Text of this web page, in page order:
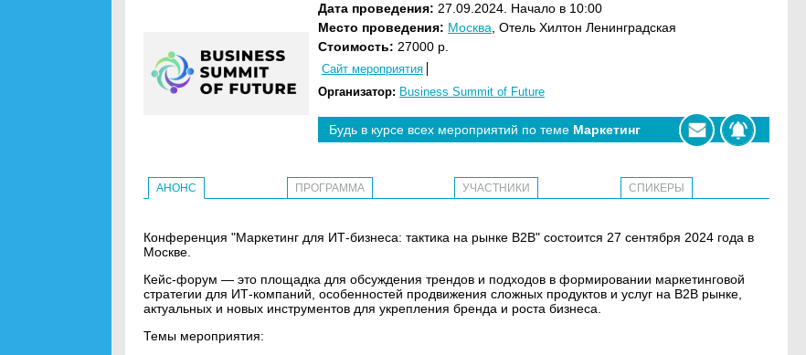
Дата проведения: 27.09.2024. Начало в 10:00
Место проведения: Москва , Отель Хилтон Ленинградская
Стоимость: 27000 р.
Сайт мероприятия
Организатор: Business Summit of Future
Будь в курсе всех мероприятий по теме Маркетинг
АНОНС ПРОГРАММА УЧАСТНИКИ СПИКЕРЫ
Конференция "Маркетинг для ИТ-бизнеса: тактика на рынке B2B" состоится 27 сентября 2024 года в
Москве.
Кейс-форум — это площадка для обсуждения трендов и подходов в формировании маркетинговой
стратегии для ИТ-компаний, особенностей продвижения сложных продуктов и услуг на В2В рынке,
актуальных и новых инструментов для укрепления бренда и роста бизнеса.
Темы мероприятия: